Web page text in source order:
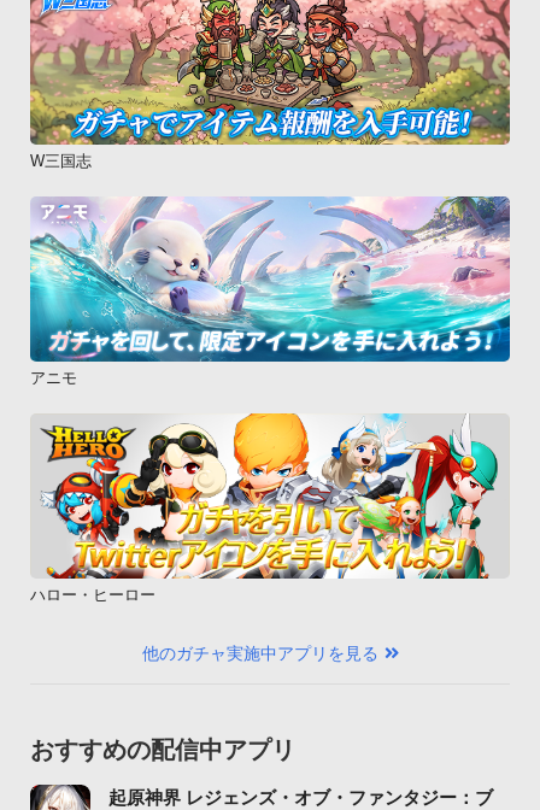
W三国志
アニモ
ハロー・ヒーロー
他のガチャ実施中アプリを見る
おすすめの配信中アプリ
起原神界 レジェンズ・オブ・ファンタジー：ブ